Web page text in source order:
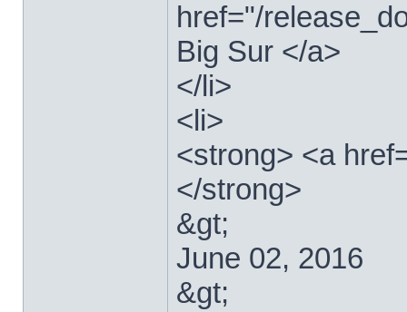
href="/
Big Sur </a>
</li>
<li>
<strong> <a
</strong>
&gt;
June 02, 2016
&gt;